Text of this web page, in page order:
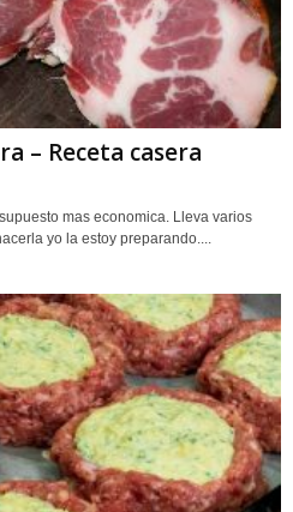
– Receta casera
mas economica. Lleva varios
yo la estoy preparando....